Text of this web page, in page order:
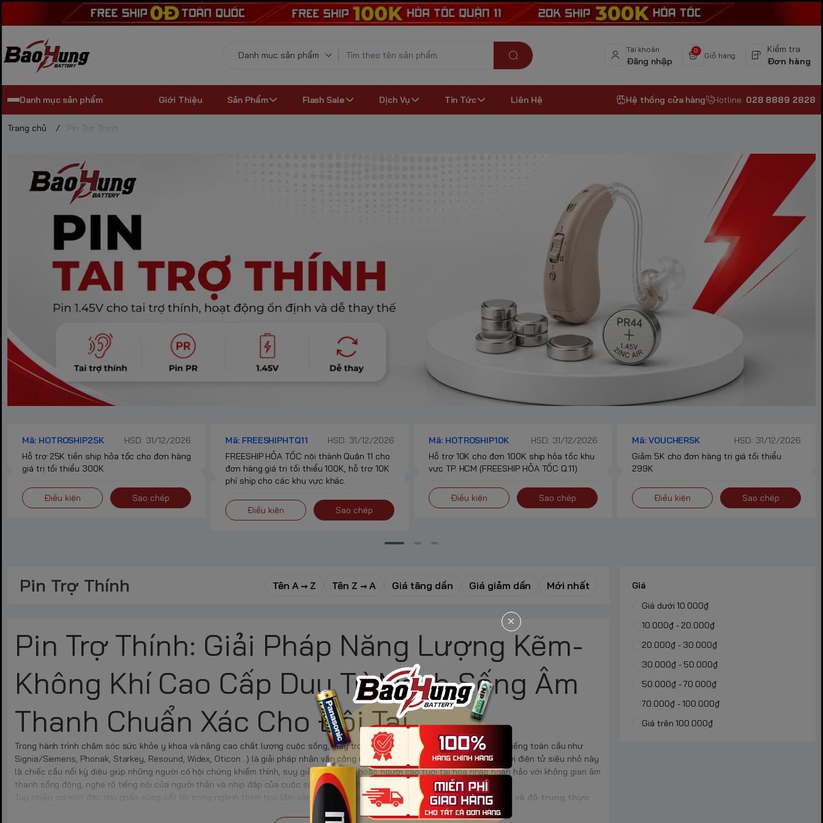
Tài khoản
Đăng nhập
0
Giỏ hàng
Kiểm tra
Đơn hàng
Danh mục sản phẩm Giới Thiệu Sản Phẩm Flash Sale Dịch Vụ Tin Tức Liên Hệ Hệ thống cửa hàng Hotline: 028 8889 2828
Trang chủ / Pin Trợ Thính
Mã: HOTROSHIP25K
HSD: 31/12/2026
Hỗ trợ 25K tiền ship hỏa tốc cho đơn hàng
giá trị tối thiểu 300K
Điều kiện Sao chép
Mã: FREESHIPHTQ11
HSD: 31/12/2026
FREESHIP HỎA TỐC nội thành Quận 11 cho
đơn hàng giá trị tối thiểu 100K, hỗ trợ 10K
phí ship cho các khu vực khác.
Điều kiện Sao chép
Mã: HOTROSHIP10K
HSD: 31/12/2026
Hỗ trợ 10K cho đơn 100K ship hỏa tốc khu
vực TP. HCM (FREESHIP HỎA TỐC Q.11)
Điều kiện Sao chép
Mã: VOUCHER5K
HSD: 31/12/2026
Giảm 5K cho đơn hàng trị giá tối thiểu
299K
Điều kiện Sao chép
Pin Trợ Thính Tên A → Z Tên Z → A Giá tăng dần Giá giảm dần Mới nhất
Pin Trợ Thính: Giải Pháp Năng Lượng Kẽm-
Không Khí Cao Cấp Duy Trì Mạch Sống Âm
Thanh Chuẩn Xác Cho Đôi Tai
Trong hành trình chăm sóc sức khỏe y khoa và nâng cao chất lượng cuộc sống, máy trợ thính (đến từ các thương hiệu danh tiếng toàn cầu như
Signia/Siemens, Phonak, Starkey, Resound, Widex, Oticon...) là giải pháp nhân văn công nghệ cao không thể thay thế. Thiết bị vi điện tử siêu nhỏ này
là chiếc cầu nối kỳ diệu giúp những người có hội chứng khiếm thính, suy giảm thính lực hoặc người cao tuổi tái hòa nhập hoàn hảo với không gian âm
thanh sống động, nghe rõ tiếng nói của người thân và nhịp đập của cuộc sống hằng ngày.
Tuy nhiên, có một đặc thù phần cứng cốt lõi trong ngành thính học lâm sàng (
$Audiology$):Độ nhạy bén của micro thu âm và độ trung thực
của mạch khuếch đại âm thanh kỹ thuật số phụ thuộc tới 99% vào chất lượng viên pin nuôi nguồn.Không giống như các dòng thiết bị
Giá
Giá dưới 10.000₫
10.000₫ - 20.000₫
20.000₫ - 30.000₫
30.000₫ - 50.000₫
50.000₫ - 70.000₫
70.000₫ - 100.000₫
Giá trên 100.000₫